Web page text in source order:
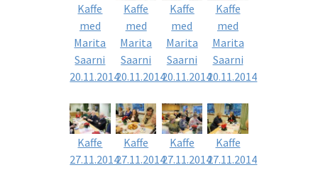
Kaffe
med
Marita
Saarni
20.11.2014
Kaffe
med
Marita
Saarni
20.11.2014
Kaffe
med
Marita
Saarni
20.11.2014
Kaffe
med
Marita
Saarni
20.11.2014
Kaffe
27.11.2014
Kaffe
27.11.2014
Kaffe
27.11.2014
Kaffe
27.11.2014